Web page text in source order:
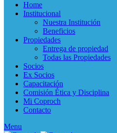
Home
Institucional
Nuestra Institución
Beneficios
Propiedades
Entrega de propiedad
Todas las Propiedades
Socios
Ex Socios
Capacitación
Comisión Ética y Disciplina
Mi Coproch
Contacto
Menu